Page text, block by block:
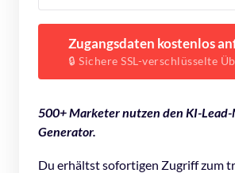
Zugangsdaten kostenlos
🔒 Sichere SSL-verschlüsselte
500+ Marketer nutzen den KI-
Generator.
Du erhältst sofortigen Zugriff zum